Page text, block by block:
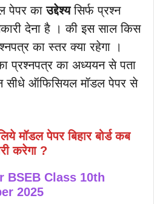
पेपर काउद्देश्यसिर्फ प्रश्न
देना है । की इस साल किस
का स्तर क्या रहेगा ।
प्रश्नपत्र का अध्ययन से पता
सीधे ऑफिसियल मॉडल पेपर से
मॉडल पेपर बिहार बोर्ड कब
करेगा ?
BSEB Class 10th
2025